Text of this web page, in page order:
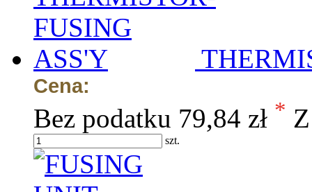
Cena:
Bez podatku 79,84 zł *
szt.